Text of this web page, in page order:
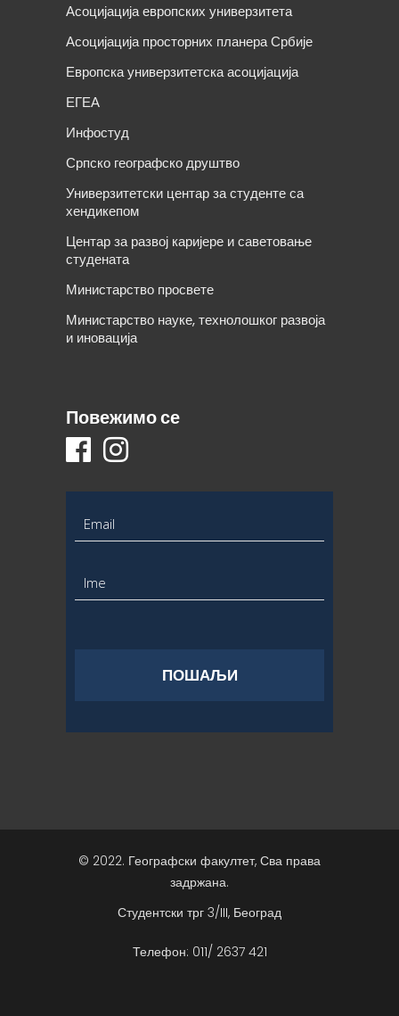
Асоцијација европских универзитета
Асоцијација просторних планера Србије
Европска универзитетска асоцијација
ЕГЕА
Инфостуд
Српско географско друштво
Универзитетски центар за студенте са
хендикепом
Центар за развој каријере и саветовање
студената
Министарство просвете
Министарство науке, технолошког развоја
и иновација
Повежимо се
© 2022. Географски факултет, Сва права
задржана.
Студентски трг 3/III, Београд
Телефон: 011/ 2637 421